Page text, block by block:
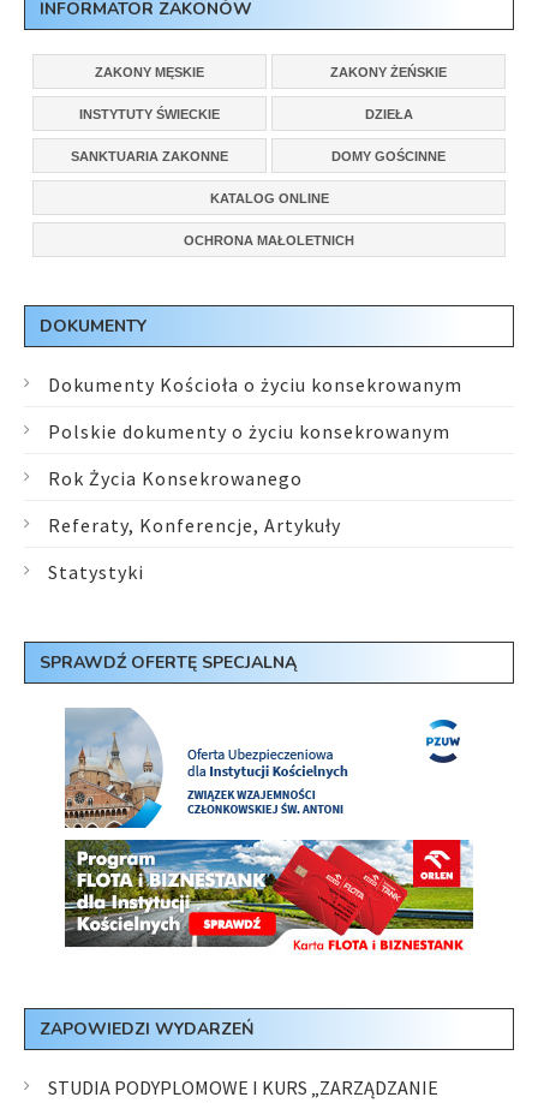
INFORMATOR ZAKONÓW
ZAKONY MĘSKIE ZAKONY ŻEŃSKIE
INSTYTUTY ŚWIECKIE DZIEŁA
SANKTUARIA ZAKONNE DOMY GOŚCINNE
KATALOG ONLINE
OCHRONA MAŁOLETNICH
DOKUMENTY
Dokumenty Kościoła o życiu konsekrowanym
Polskie dokumenty o życiu konsekrowanym
Rok Życia Konsekrowanego
Referaty, Konferencje, Artykuły
Statystyki
SPRAWDŹ OFERTĘ SPECJALNĄ
ZAPOWIEDZI WYDARZEŃ
STUDIA PODYPLOMOWE I KURS „ZARZĄDZANIE